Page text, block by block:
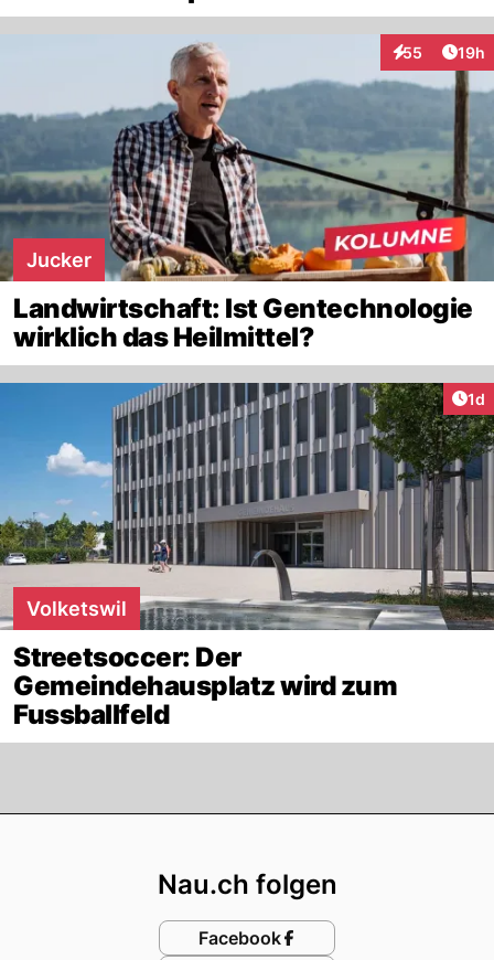
55
Interaktionen
19h
Jucker
Landwirtschaft: Ist Gentechnologie
wirklich das Heilmittel?
1d
Volketswil
Streetsoccer: Der
Gemeindehausplatz wird zum
Fussballfeld
Nau.ch folgen
Facebook